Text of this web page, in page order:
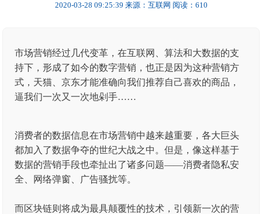
2020-03-28 09:25:39 来源：互联网 阅读：610
市场营销经过几代变革，在互联网、算法和大数据的支
持下，形成了如今的数字营销，也正是因为这种营销方
式，天猫、京东才能准确向我们推荐自己喜欢的商品，
逼我们一次又一次地剁手……
消费者的数据信息在市场营销中越来越重要，各大巨头
都加入了数据争夺的世纪大战之中。但是，像这样基于
数据的营销手段也牵扯出了诸多问题——消费者隐私安
全、网络弹窗、广告骚扰等。
而区块链则将成为最具颠覆性的技术，引领新一次的营